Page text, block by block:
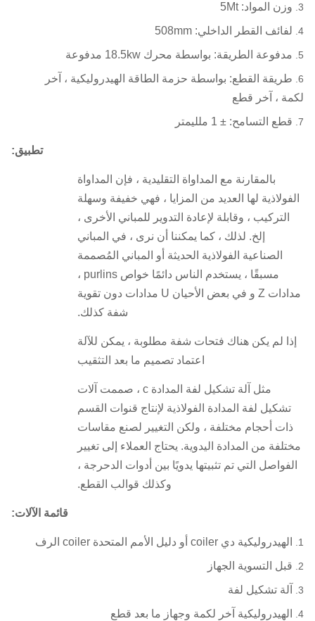
وزن المواد: 5Mt
لفائف القطر الداخلي: 508mm
مدفوعة الطريقة: بواسطة محرك 18.5kw مدفوعة
طريقة القطع: بواسطة حزمة الطاقة الهيدروليكية ، آخر
لكمة ، آخر قطع
قطع التسامح: ± 1 ملليمتر
تطبيق:
بالمقارنة مع المداواة التقليدية ، فإن المداواة
الفولاذية لها العديد من المزايا ، فهي خفيفة وسهلة
التركيب ، وقابلة لإعادة التدوير للمباني الأخرى ،
إلخ. لذلك ، كما يمكننا أن نرى ، في المباني
الصناعية الفولاذية الحديثة أو المباني المُصممة
مسبقًا ، يستخدم الناس دائمًا خواص purlins ،
مدادات Z و في بعض الأحيان U مدادات دون تقوية
شفة كذلك.
إذا لم يكن هناك فتحات شفة مطلوبة ، يمكن للآلة
اعتماد تصميم ما بعد التثقيب
مثل آلة تشكيل لفة المدادة c ، صممت آلات
تشكيل لفة المدادة الفولاذية لإنتاج قنوات القسم
ذات أحجام مختلفة ، ولكن التغيير لصنع مقاسات
مختلفة من المدادة اليدوية. يحتاج العملاء إلى تغيير
الفواصل التي تم تثبيتها يدويًا بين أدوات الدحرجة ،
وكذلك قوالب القطع.
قائمة الآلات:
الهيدروليكية دي coiler أو دليل الأمم المتحدة coiler الرف
قبل التسوية الجهاز
آلة تشكيل لفة
الهيدروليكية آخر لكمة وجهاز ما بعد قطع